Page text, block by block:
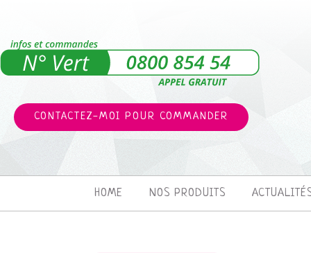
CONTACTEZ-MOI POUR COMMANDER
HOME NOS PRODUITS